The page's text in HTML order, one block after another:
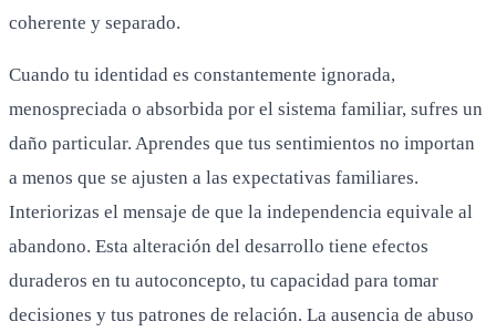
coherente y separado.
Cuando tu identidad es constantemente ignorada,
menospreciada o absorbida por el sistema familiar, sufres un
daño particular. Aprendes que tus sentimientos no importan
a menos que se ajusten a las expectativas familiares.
Interiorizas el mensaje de que la independencia equivale al
abandono. Esta alteración del desarrollo tiene efectos
duraderos en tu autoconcepto, tu capacidad para tomar
decisiones y tus patrones de relación. La ausencia de abuso